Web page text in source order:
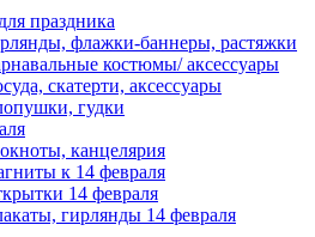
праздника
флажки-баннеры, растяжки
костюмы/ аксессуары
скатерти, аксессуары
гудки
канцелярия
к 14 февраля
14 февраля
гирлянды 14 февраля